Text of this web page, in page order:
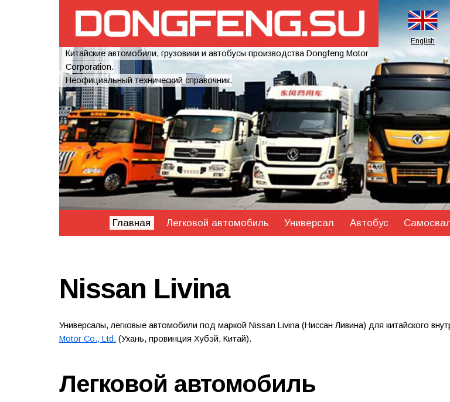
Китайские автомобили, грузовики и автобусы производства Dongfeng Motor
Corporation.
Неофициальный технический справочник.
English
Главная Легковой автомобиль Универсал Автобус
Nissan Livina
Универсалы, легковые автомобили под маркой Nissan Livina (Ниссан Ливина) для китайского
Motor Co., Ltd. (Ухань, провинция Хубэй, Китай).
Легковой автомобиль